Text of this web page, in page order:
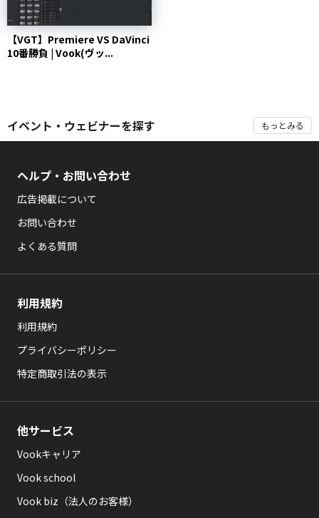
【VGT】Premiere VS DaVinci
10番勝負 | Vook(ヴッ...
イベント・ウェビナーを探す もっとみる
ヘルプ・お問い合わせ
広告掲載について
お問い合わせ
よくある質問
利用規約
利用規約
プライバシーポリシー
特定商取引法の表示
他サービス
Vookキャリア
Vook school
Vook biz（法人のお客様）